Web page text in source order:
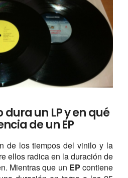
un LP y en qué
de un EP
de los tiempos del vinilo y la
ellos radica en la duración de
Mientras que un EP contiene